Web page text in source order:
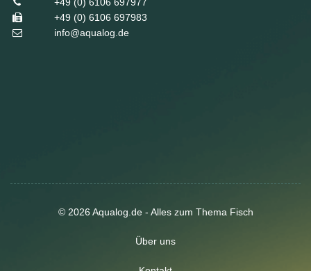
+49 (0) 6106 697977
+49 (0) 6106 697983
info@aqualog.de
© 2026 Aqualog.de - Alles zum Thema Fisch
Über uns